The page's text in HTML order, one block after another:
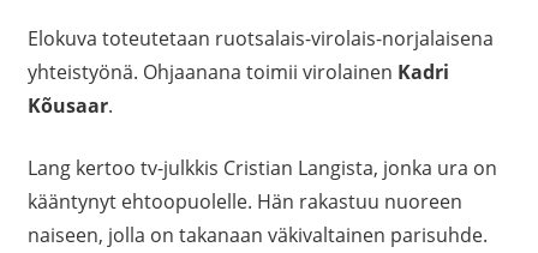
Elokuva toteutetaan ruotsalais-virolais-norjalaisena
yhteistyönä. Ohjaanana toimii virolainen Kadri
Kõusaar.
Lang kertoo tv-julkkis Cristian Langista, jonka ura on
kääntynyt ehtoopuolelle. Hän rakastuu nuoreen
naiseen, jolla on takanaan väkivaltainen parisuhde.